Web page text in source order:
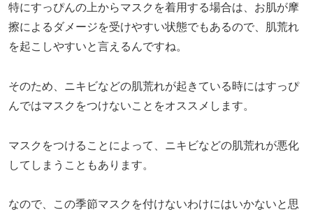
特にすっぴんの上からマスクを着用する場合は、お肌が摩
擦によるダメージを受けやすい状態でもあるので、肌荒れ
を起こしやすいと言えるんですね。
そのため、ニキビなどの肌荒れが起きている時にはすっぴ
んではマスクをつけないことをオススメします。
マスクをつけることによって、ニキビなどの肌荒れが悪化
してしまうこともあります。
なので、この季節マスクを付けないわけにはいかないと思